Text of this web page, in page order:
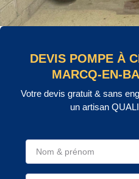
DEVIS POMPE À
MARCQ-EN-
Votre devis gratuit & sans
un artisan